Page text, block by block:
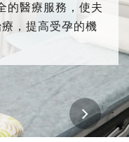
的醫療服務，使夫
，提高受孕的機